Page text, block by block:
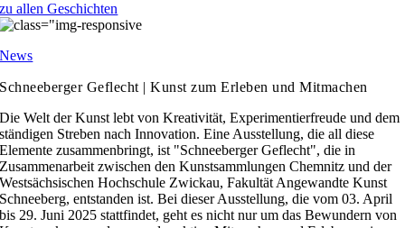
zu allen Geschichten
News
Schneeberger Geflecht | Kunst zum Erleben und Mitmachen
Die Welt der Kunst lebt von Kreativität, Experimentierfreude und dem
ständigen Streben nach Innovation. Eine Ausstellung, die all diese
Elemente zusammenbringt, ist "Schneeberger Geflecht", die in
Zusammenarbeit zwischen den Kunstsammlungen Chemnitz und der
Westsächsischen Hochschule Zwickau, Fakultät Angewandte Kunst
Schneeberg, entstanden ist. Bei dieser Ausstellung, die vom 03. April
bis 29. Juni 2025 stattfindet, geht es nicht nur um das Bewundern von